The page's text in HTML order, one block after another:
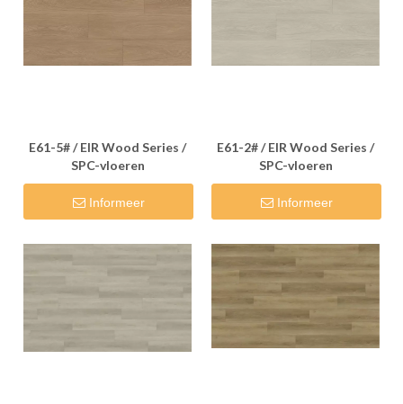
E61-5# / EIR Wood Series /
SPC-vloeren
Informeer
E61-2# / EIR Wood Series /
SPC-vloeren
Informeer